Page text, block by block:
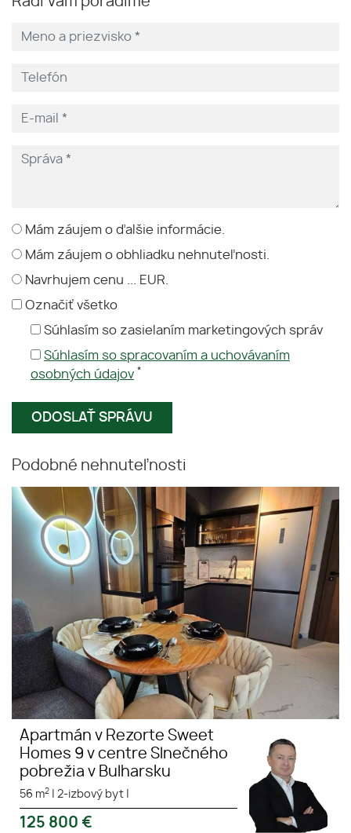
Mám záujem o ďalšie informácie.
Mám záujem o obhliadku nehnuteľnosti.
Navrhujem cenu ... EUR.
Označiť všetko
Súhlasím so zasielaním marketingových správ
Súhlasím so spracovaním a uchovávaním
osobných údajov *
Podobné nehnuteľnosti
Apartmán v Rezorte Sweet
Homes 9 v centre Slnečného
pobrežia v Bulharsku
Bulharsko
Slnenčné
pobrežie
Apartmán
Apartmán v Rezorte Sweet
Homes 9 v centre Slnečného
pobrežia v Bulharsku
56 m2 2-izbový byt
125 800 €